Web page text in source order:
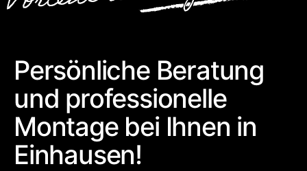
Persönliche Beratung
und professionelle
Montage bei Ihnen in
Einhausen!